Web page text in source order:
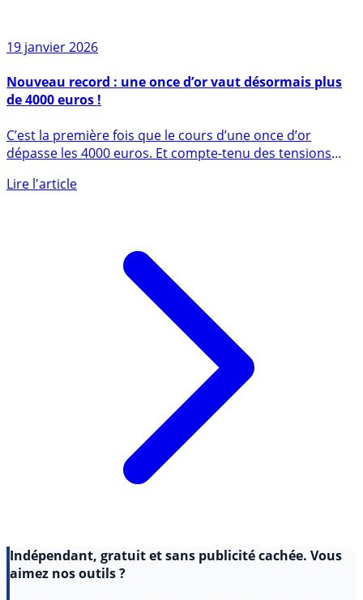
19 janvier 2026
de 4000 euros !
C’est la première fois que le cours d’une once d’or
dépasse les 4000 euros. Et compte-tenu des tensions